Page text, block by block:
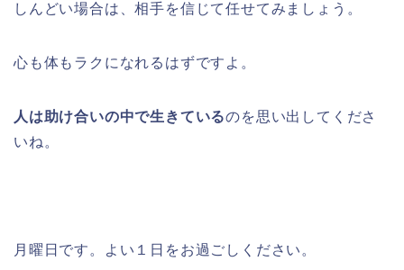
しんどい場合は、相手を信じて任せてみましょう。
心も体もラクになれるはずですよ。
人は助け合いの中で生きているのを思い出してくださ
いね。
月曜日です。よい１日をお過ごしください。